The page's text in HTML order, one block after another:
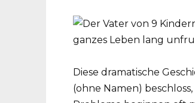
Diese dramatische
(ohne Namen)